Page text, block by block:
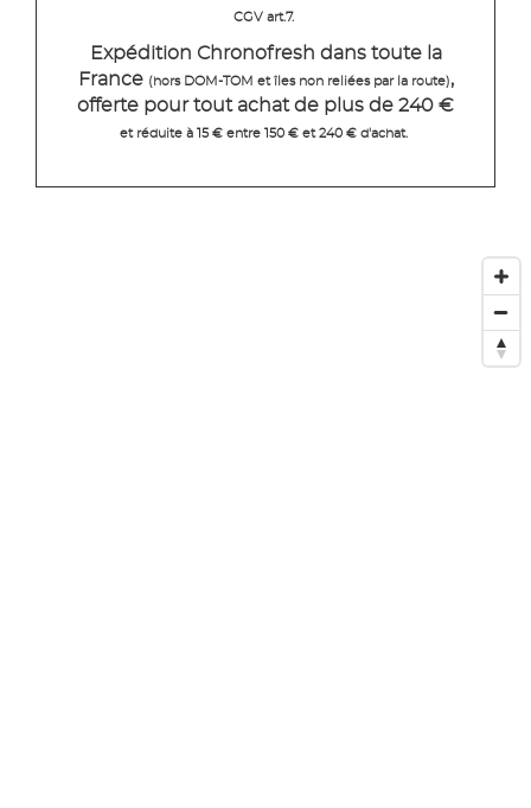
CGV art.7.
Expédition Chronofresh dans toute la
France (hors DOM-TOM et îles non reliées par la route),
offerte pour tout achat de plus de 240 €
et réduite à 15 € entre 150 € et 240 € d'achat.